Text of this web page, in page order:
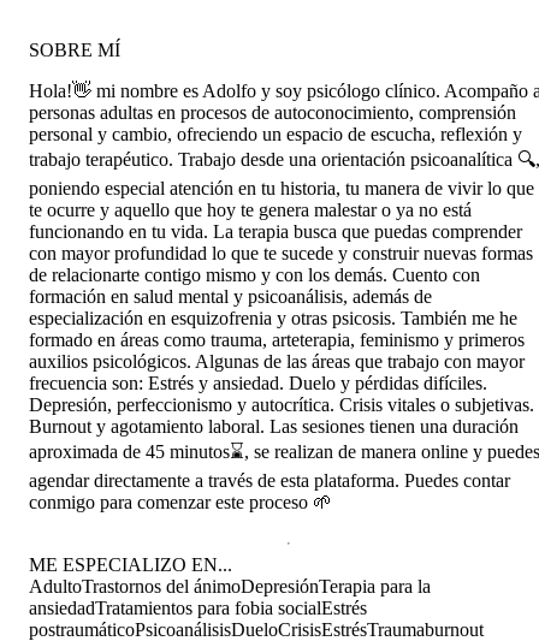
SOBRE MÍ
Hola!👋​ mi nombre es Adolfo y soy psicólogo clínico. Acompaño
personas adultas en procesos de autoconocimiento, comprensión
personal y cambio, ofreciendo un espacio de escucha, reflexión y
trabajo terapéutico. Trabajo desde una orientación psicoanalítica 🔍,
poniendo especial atención en tu historia, tu manera de vivir lo que
te ocurre y aquello que hoy te genera malestar o ya no está
funcionando en tu vida. La terapia busca que puedas comprender
con mayor profundidad lo que te sucede y construir nuevas formas
de relacionarte contigo mismo y con los demás. Cuento con
formación en salud mental y psicoanálisis, además de
especialización en esquizofrenia y otras psicosis. También me he
formado en áreas como trauma, arteterapia, feminismo y primeros
auxilios psicológicos. Algunas de las áreas que trabajo con mayor
frecuencia son: Estrés y ansiedad. Duelo y pérdidas difíciles.
Depresión, perfeccionismo y autocrítica. Crisis vitales o subjetivas.
Burnout y agotamiento laboral. Las sesiones tienen una duración
aproximada de 45 minutos⌛, se realizan de manera online y puedes
agendar directamente a través de esta plataforma. Puedes contar
conmigo para comenzar este proceso 🌱
ME ESPECIALIZO EN...
AdultoTrastornos del ánimoDepresiónTerapia para la
ansiedadTratamientos para fobia socialEstrés
postraumáticoPsicoanálisisDueloCrisisEstrésTraumaburnout